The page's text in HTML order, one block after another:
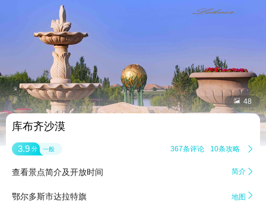
 48
库布齐沙漠
3.9 分 一般 367条评论 10条攻略 
查看景点简介及开放时间 简介 
鄂尔多斯市达拉特旗 地图 